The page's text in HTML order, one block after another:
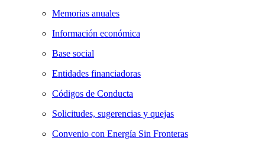
Memorias anuales
Información económica
Base social
Entidades financiadoras
Códigos de Conducta
Solicitudes, sugerencias y quejas
Convenio con Energía Sin Fronteras